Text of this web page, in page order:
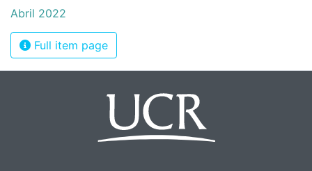
Abril 2022
Full item page